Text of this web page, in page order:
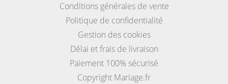
Conditions générales de vente
Politique de confidentialité
Gestion des cookies
Délai et frais de livraison
Paiement 100% sécurisé
Copyright Mariage.fr